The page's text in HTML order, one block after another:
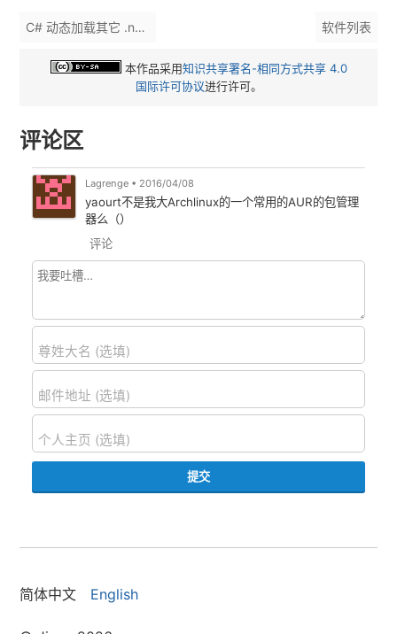
C# 动态加载其它 .net exe 软件列表
本作品采用知识共享署名-相同方式共享 4.0
国际许可协议进行许可。
评论区
Lagrenge • 2016/04/08
yaourt不是我大Archlinux的一个常用的AUR的包管理
器么（）
评论
尊姓大名 (选填)
邮件地址 (选填)
个人主页 (选填)
提交
简体中文 English